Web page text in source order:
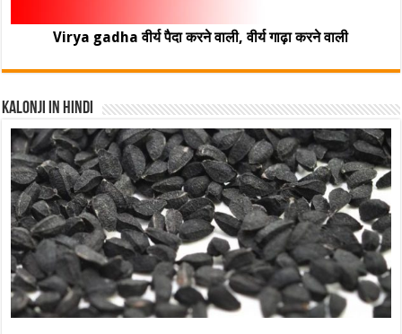
Virya gadha वीर्य पैदा करने वाली, वीर्य गाढ़ा करने वाली
Kalonji In Hindi